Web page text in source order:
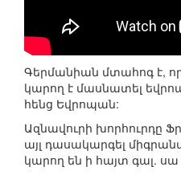
Գերմանիան մտահոգ է,
կարող է մասնատել
հենց Եվրոպան:
Ազնավուրի խորհուրդը
այլ դասակարգել
կարող են ի հայտ գալ. սա